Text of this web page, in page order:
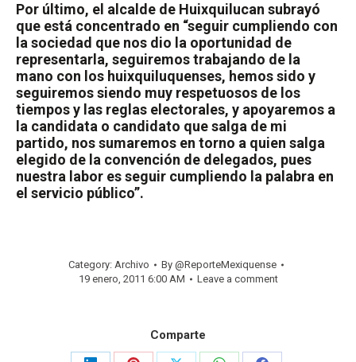
Por último, el alcalde de Huixquilucan subrayó
que está concentrado en “seguir cumpliendo con
la sociedad que nos dio la oportunidad de
representarla, seguiremos trabajando de la
mano con los huixquiluquenses, hemos sido y
seguiremos siendo muy respetuosos de los
tiempos y las reglas electorales, y apoyaremos a
la candidata o candidato que salga de mi
partido, nos sumaremos en torno a quien salga
elegido de la convención de delegados, pues
nuestra labor es seguir cumpliendo la palabra en
el servicio público”.
Category: Archivo By @ReporteMexiquense
19 enero, 2011 6:00 AM
Leave a comment
Comparte